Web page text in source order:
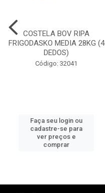
COSTELA BOV RIPA
FRIGODASKO MEDIA 28KG (4
DEDOS)
Código: 32041
Faça seu login ou
cadastre-se para
ver preços e
comprar